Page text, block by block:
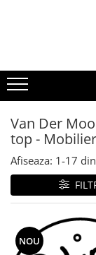
Antene
Antene Satelit
Televizoare
Suport TV
Accesorii Exterior
Mover
Panouri
Regulatoare
Invertoare
Baterii/
Van Der
top -
Afiseaza: 1-17 din
NOU